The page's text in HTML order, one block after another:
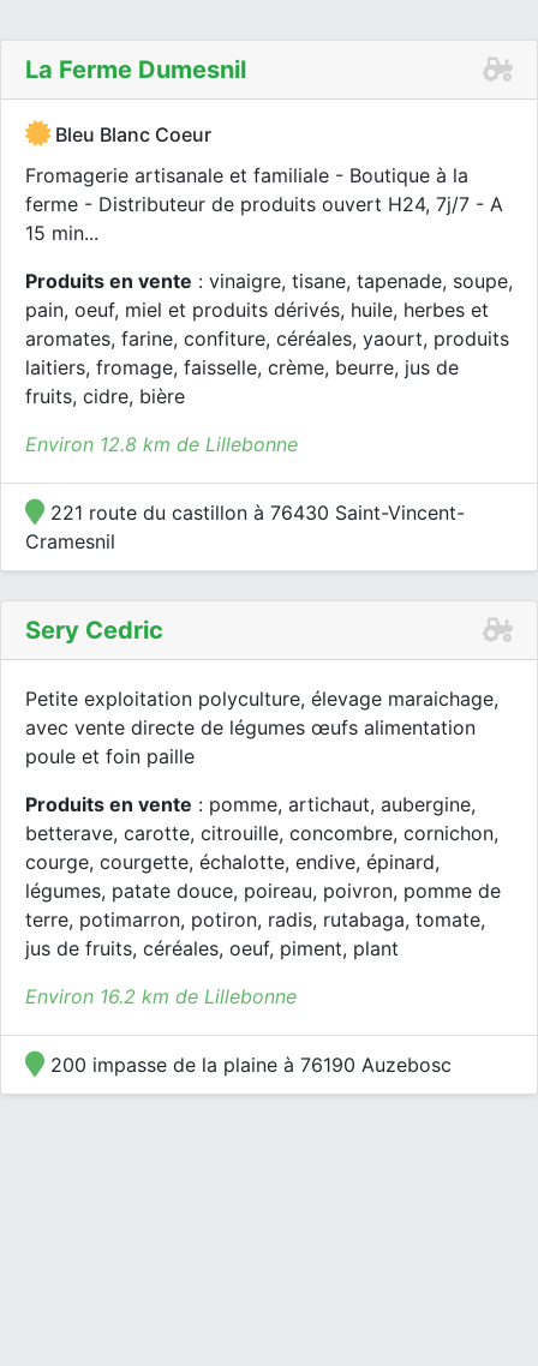
La Ferme Dumesnil
Bleu Blanc Coeur
Fromagerie artisanale et familiale - Boutique à la
ferme - Distributeur de produits ouvert H24, 7j/7 - A
15 min...
Produits en vente : vinaigre, tisane, tapenade, soupe,
pain, oeuf, miel et produits dérivés, huile, herbes et
aromates, farine, confiture, céréales, yaourt, produits
laitiers, fromage, faisselle, crème, beurre, jus de
fruits, cidre, bière
Environ 12.8 km de Lillebonne
221 route du castillon à 76430 Saint-Vincent-
Cramesnil
Sery Cedric
Petite exploitation polyculture, élevage maraichage,
avec vente directe de légumes œufs alimentation
poule et foin paille
Produits en vente : pomme, artichaut, aubergine,
betterave, carotte, citrouille, concombre, cornichon,
courge, courgette, échalotte, endive, épinard,
légumes, patate douce, poireau, poivron, pomme de
terre, potimarron, potiron, radis, rutabaga, tomate,
jus de fruits, céréales, oeuf, piment, plant
Environ 16.2 km de Lillebonne
200 impasse de la plaine à 76190 Auzebosc